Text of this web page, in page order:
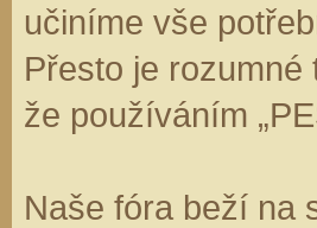
učiníme vše
Přesto je
že používáním
Naše fóra beží na